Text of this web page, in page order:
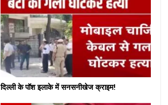
दिल्ली के पॉश इलाके में सनसनीखेज क्राइम!